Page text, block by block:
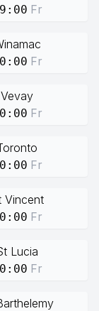
Fr
Fr
Vevay
Fr
Fr
Vincent
Fr
Lucia
Fr